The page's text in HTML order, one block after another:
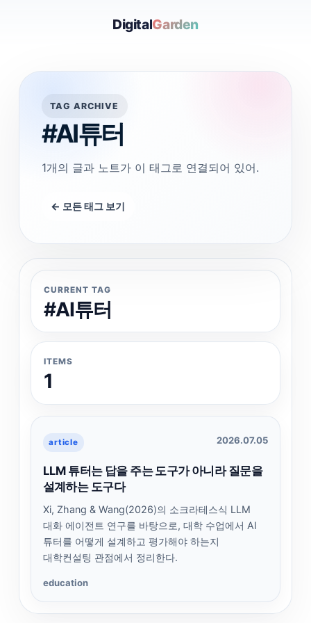
DigitalGarden
TAG ARCHIVE
#AI튜터
1개의 글과 노트가 이 태그로 연결되어 있어.
← 모든 태그 보기
CURRENT TAG
#AI튜터
ITEMS
1
article 2026.07.05
LLM 튜터는 답을 주는 도구가 아니라 질문을
설계하는 도구다
Xi, Zhang & Wang(2026)의 소크라테스식 LLM
대화 에이전트 연구를 바탕으로, 대학 수업에서 AI
튜터를 어떻게 설계하고 평가해야 하는지
대학컨설팅 관점에서 정리한다.
education